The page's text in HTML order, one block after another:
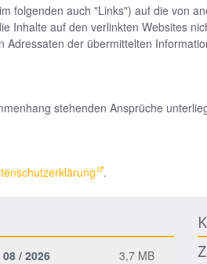
folgenden auch "Links") auf die von
Inhalte auf den verlinkten Websites
der übermittelten
stehenden Ansprüche
.
/ 2026 3,7 MB